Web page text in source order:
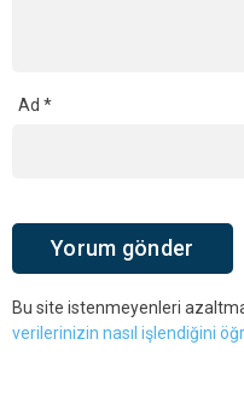
Ad *
Bu site istenmeyenleri
verilerinizin nasıl işlendiğini